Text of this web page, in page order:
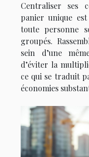
Centraliser ses
panier unique
toute personne
groupés.
sein d’une
d’éviter la
ce qui se traduit
économies